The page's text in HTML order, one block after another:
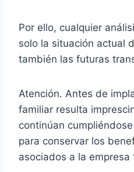
Por ello, cualquier
solo la situación actual
también las futuras
Atención. Antes de
familiar resulta
continúan
para conservar los
asociados a la empresa